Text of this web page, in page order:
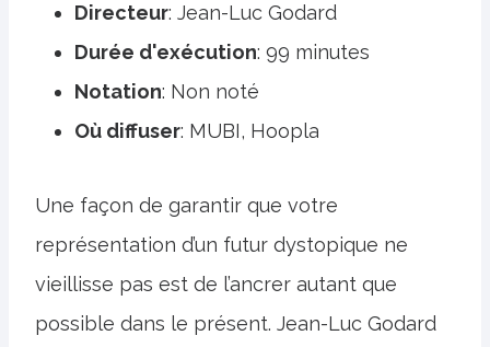
Directeur: Jean-Luc Godard
Durée d'exécution: 99 minutes
Notation: Non noté
Où diffuser: MUBI, Hoopla
Une façon de garantir que votre
représentation d’un futur dystopique ne
vieillisse pas est de l’ancrer autant que
possible dans le présent. Jean-Luc Godard